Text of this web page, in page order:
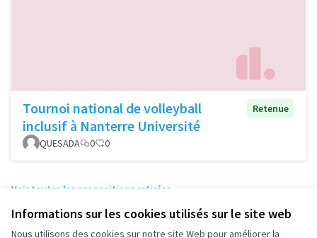
Informations sur les cookies utilisés sur le site web
Nous utilisons des cookies sur notre site Web pour améliorer la
Tournoi national de volleyball
inclusif à Nanterre Université
Retenue
QUESADA 0 0
Voir toutes les propositions retirées